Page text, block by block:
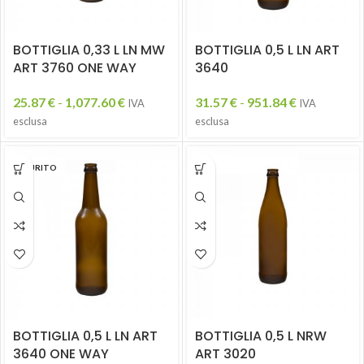
BOTTIGLIA 0,33 L LN MW
ART 3760 ONE WAY
25.87€ - 1,077.60€ IVA
esclusa
BOTTIGLIA 0,5 L LN ART
3640
31.57€ - 951.84€ IVA
esclusa
ESAURITO
BOTTIGLIA 0,5 L LN ART
3640 ONE WAY
BOTTIGLIA 0,5 L NRW
ART 3020